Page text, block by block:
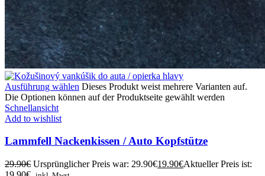
Ausführung wählen Dieses Produkt weist mehrere Varianten auf.
Die Optionen können auf der Produktseite gewählt werden
Schnellansicht
Add to wishlist
Lammfell Nackenkissen / Auto Kopfstütze
29.90€ Ursprünglicher Preis war: 29.90€19.90€Aktueller Preis ist: